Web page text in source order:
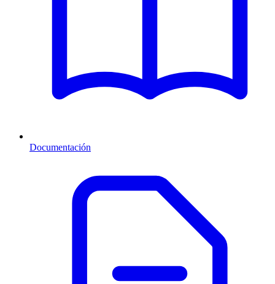
Documentación